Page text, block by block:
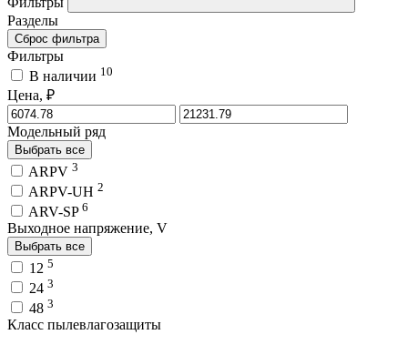
Разделы
Сброс фильтра
Фильтры
В наличии 10
Цена, ₽
Модельный ряд
Выбрать все
ARPV 3
ARPV-UH 2
ARV-SP 6
Выходное напряжение, V
Выбрать все
12 5
24 3
48 3
Класс пылевлагозащиты